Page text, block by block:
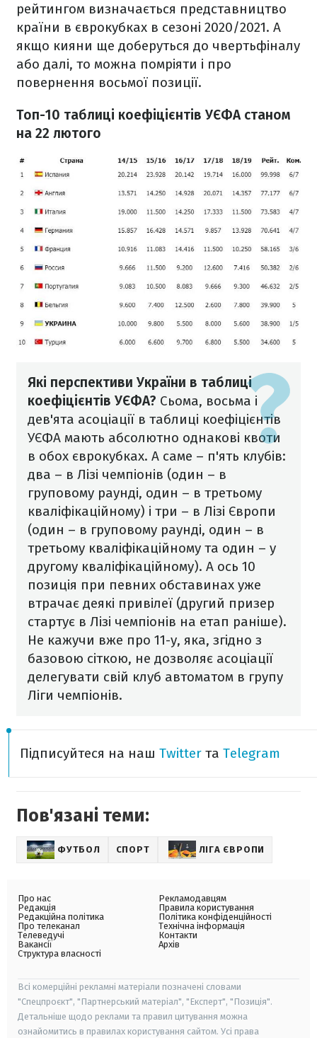
рейтингом визначається представництво
країни в єврокубках в сезоні 2020/2021. А
якщо кияни ще доберуться до чвертьфіналу
або далі, то можна помріяти і про
повернення восьмої позиції.
Топ-10 таблиці коефіцієнтів УЄФА станом
на 22 лютого
Які перспективи України в таблиці
коефіцієнтів УЄФА? Сьома, восьма і
дев'ята асоціації в таблиці коефіцієнтів
УЄФА мають абсолютно однакові квоти
в обох єврокубках. А саме – п'ять клубів:
два – в Лізі чемпіонів (один – в
груповому раунді, один – в третьому
кваліфікаційному) і три – в Лізі Європи
(один – в груповому раунді, один – в
третьому кваліфікаційному та один – у
другому кваліфікаційному). А ось 10
позиція при певних обставинах уже
втрачає деякі привілеї (другий призер
стартує в Лізі чемпіонів на етап раніше).
Не кажучи вже про 11-у, яка, згідно з
базовою сіткою, не дозволяє асоціації
делегувати свій клуб автоматом в групу
Ліги чемпіонів.
Підписуйтеся на наш Twitter та Telegram
Пов'язані теми:
ФУТБОЛ СПОРТ ЛІГА ЄВРОПИ
Про нас
Редакція
Редакційна політика
Про телеканал
Телеведучі
Вакансії
Структура власності
Рекламодавцям
Правила користування
Політика конфіденційності
Технічна інформація
Контакти
Архів
Всі комерційні рекламні матеріали позначені словами
"Спецпроєкт", "Партнерський матеріал", "Експерт", "Позиція".
Детальніше щодо реклами та правил цитування можна
ознайомитись в правилах користування сайтом. Усі права